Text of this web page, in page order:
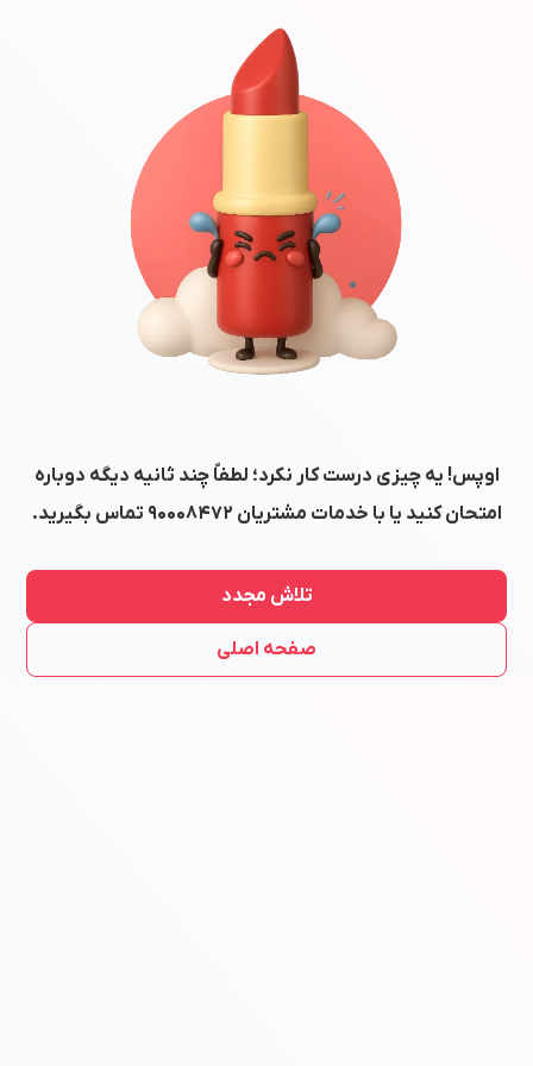
اوپس! یه چیزی درست کار نکرد؛ لطفاً چند ثانیه دیگه دوباره
امتحان کنید یا با خدمات مشتریان ۹۰۰۰۸۴۷۲ تماس بگیرید.
تلاش مجدد
صفحه اصلی